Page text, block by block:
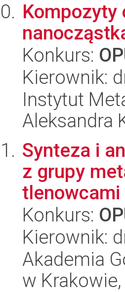
Kompozyty
Konkurs:
Kierownik:
Instytut
Aleksandra
Synteza i
z grupy
tlenowcami
Konkurs:
Kierownik:
Akademia
w